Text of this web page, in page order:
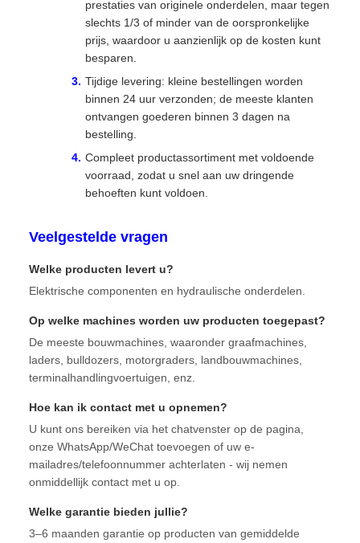
prestaties van originele onderdelen, maar tegen
slechts 1/3 of minder van de oorspronkelijke
prijs, waardoor u aanzienlijk op de kosten kunt
besparen.
Tijdige levering: kleine bestellingen worden
binnen 24 uur verzonden; de meeste klanten
ontvangen goederen binnen 3 dagen na
bestelling.
Compleet productassortiment met voldoende
voorraad, zodat u snel aan uw dringende
behoeften kunt voldoen.
Veelgestelde vragen
Welke producten levert u?
Elektrische componenten en hydraulische onderdelen.
Op welke machines worden uw producten toegepast?
De meeste bouwmachines, waaronder graafmachines,
laders, bulldozers, motorgraders, landbouwmachines,
terminalhandlingvoertuigen, enz.
Hoe kan ik contact met u opnemen?
U kunt ons bereiken via het chatvenster op de pagina,
onze WhatsApp/WeChat toevoegen of uw e-
mailadres/telefoonnummer achterlaten - wij nemen
onmiddellijk contact met u op.
Welke garantie bieden jullie?
3–6 maanden garantie op producten van gemiddelde